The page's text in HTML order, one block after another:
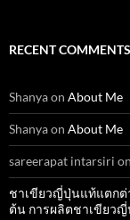
RECENT COMMENTS
Shanyaon About Me
Shanyaon About Me
sareerapat intarsiri on
ชาเขียวญี่ปุ่นแท้แตกต่
ต้น การผลิตชาเขียวญี่